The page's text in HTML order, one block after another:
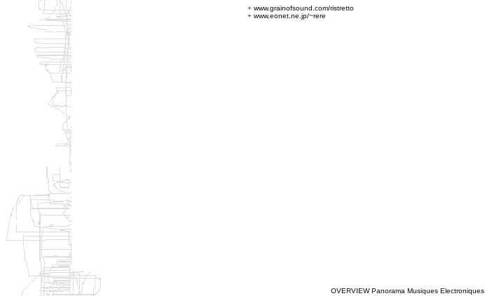
+ www.grainofsound.com/ristretto
+ www.eonet.ne.jp/~rere
OVERVIEW Panorama Musiques Electroniques